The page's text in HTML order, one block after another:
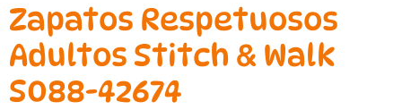
Zapatos Respetuosos
Adultos Stitch & Walk
S088-42674